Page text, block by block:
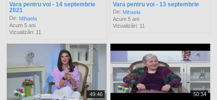
Vara pentru voi - 14 septembrie
2021
De: Mihaela
Acum 5 ani
Vizualizări: 11
Vara pentru voi - 13 septembrie
De: Mihaela
Acum 5 ani
Vizualizări: 11
49:46 50:34